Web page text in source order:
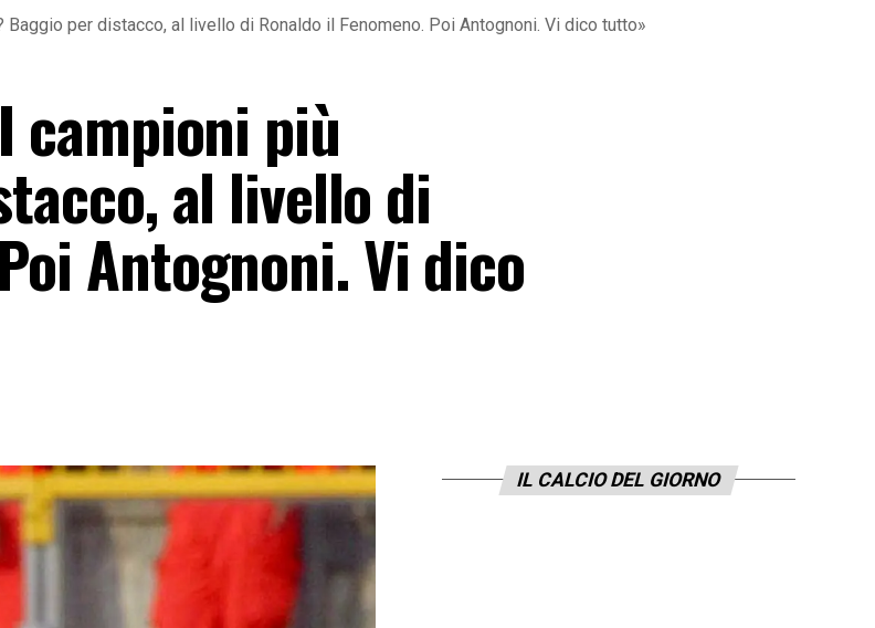
Baggio per distacco, al livello di Ronaldo il Fenomeno. Poi Antognoni. Vi dico tutto»
campioni più
al livello di
Antognoni. Vi dico
IL CALCIO DEL GIORNO